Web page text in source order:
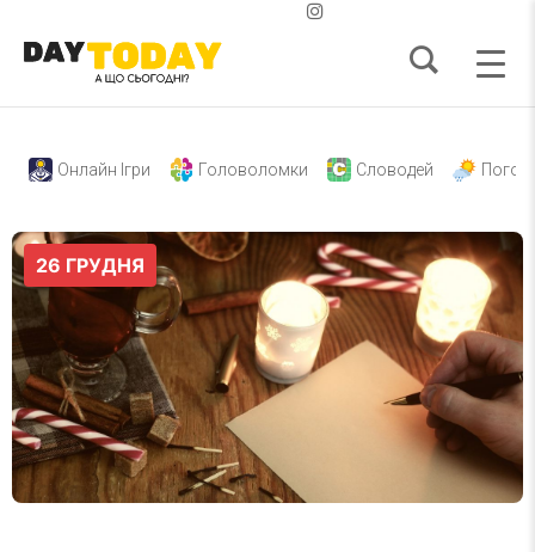
Онлайн Ігри Головоломки Словодей